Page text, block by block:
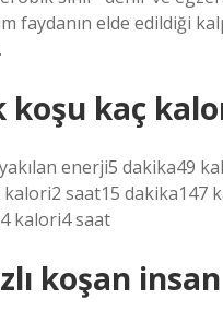
faydanın elde edildiği kalp
koşu kaç
enerji5 dakika49
saat15 dakika147
kalori4 saat
koşan